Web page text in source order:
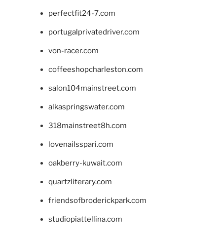
perfectfit24-7.com
portugalprivatedriver.com
von-racer.com
coffeeshopcharleston.com
salon104mainstreet.com
alkaspringswater.com
318mainstreet8h.com
lovenailsspari.com
oakberry-kuwait.com
quartzliterary.com
friendsofbroderickpark.com
studiopiattellina.com